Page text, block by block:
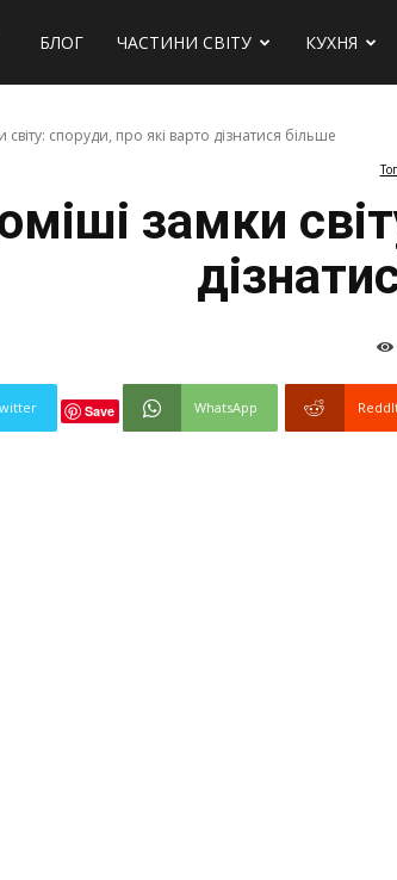
Сайт
БЛОГ ЧАСТИНИ СВІТУ КУХНЯ
світу: споруди, про які варто дізнатися більше
замки
Save WhatsApp